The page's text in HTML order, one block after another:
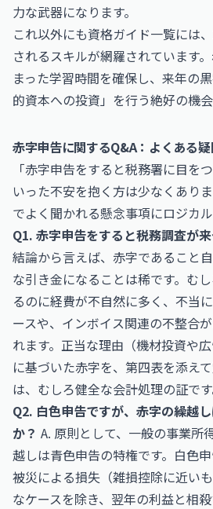
力な武器になります。
これ以外にも資格ガイド一覧には
されるスキルが網羅されています
まった学習時間を確保し、来年の
的資本への投資」を行う絶好の機会
赤字申告に関するQ&A：よくある
「赤字申告をすると税務署に目を
いった不安を抱く方は少なくあり
でよく聞かれる懸念事項にロジカル
Q1. 赤字申告をすると税務調査が
結論から言えば、赤字であること
な引き金になることは稀です。む
るのに経費が不自然に多く、不当
ースや、インボイス関連の不整合
れます。正当な理由（機材投資や
に基づいた赤字を、第四表を添え
は、むしろ健全な会計処理の証です
Q2. 白色申告ですが、赤字の繰越
か？ A. 原則として、一般の事業所
越しは青色申告の特権です。白色
被災による損失（雑損控除に近い
なケースを除き、翌年の利益と相